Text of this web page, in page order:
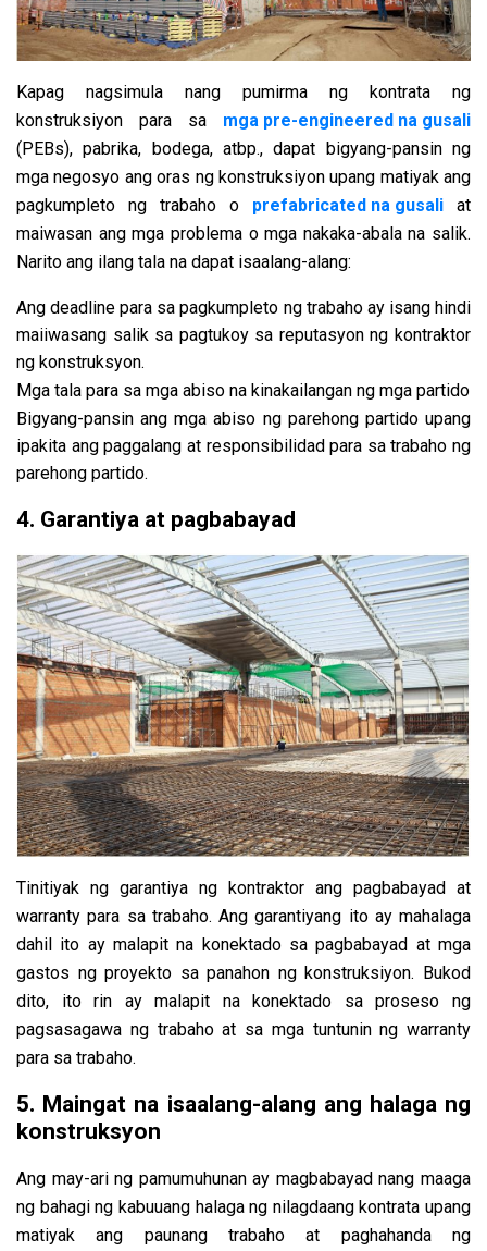
Kapag nagsimula nang pumirma ng kontrata ng
konstruksiyon para sa mga pre-engineered na gusali
(PEBs), pabrika, bodega, atbp., dapat bigyang-pansin ng
mga negosyo ang oras ng konstruksiyon upang matiyak ang
pagkumpleto ng trabaho o prefabricated na gusali at
maiwasan ang mga problema o mga nakaka-abala na salik.
Narito ang ilang tala na dapat isaalang-alang:
Ang deadline para sa pagkumpleto ng trabaho ay isang hindi
maiiwasang salik sa pagtukoy sa reputasyon ng kontraktor
ng konstruksyon.
Mga tala para sa mga abiso na kinakailangan ng mga partido
Bigyang-pansin ang mga abiso ng parehong partido upang
ipakita ang paggalang at responsibilidad para sa trabaho ng
parehong partido.
4. Garantiya at pagbabayad
Tinitiyak ng garantiya ng kontraktor ang pagbabayad at
warranty para sa trabaho. Ang garantiyang ito ay mahalaga
dahil ito ay malapit na konektado sa pagbabayad at mga
gastos ng proyekto sa panahon ng konstruksiyon. Bukod
dito, ito rin ay malapit na konektado sa proseso ng
pagsasagawa ng trabaho at sa mga tuntunin ng warranty
para sa trabaho.
5. Maingat na isaalang-alang ang halaga ng
konstruksyon
Ang may-ari ng pamumuhunan ay magbabayad nang maaga
ng bahagi ng kabuuang halaga ng nilagdaang kontrata upang
matiyak ang paunang trabaho at paghahanda ng